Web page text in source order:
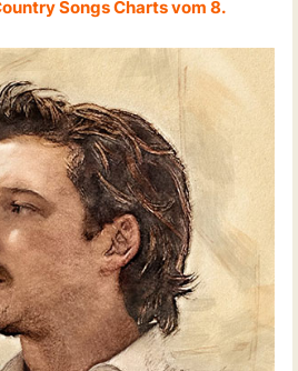
Songs Charts vom 8.